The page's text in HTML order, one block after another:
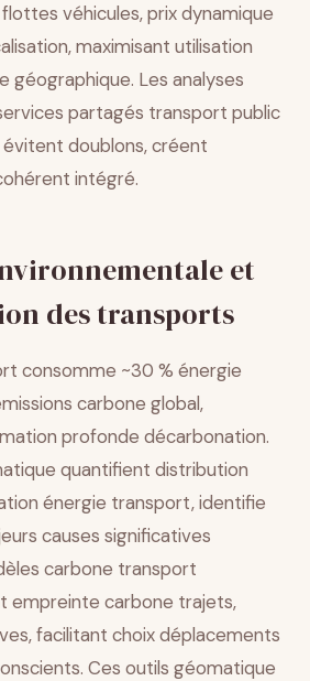
véhicules, prix dynamique
maximisant utilisation
Les analyses
partagés transport public
doublons, créent
intégré.
et
des transports
consomme ~30 % énergie
carbone global,
profonde décarbonation.
quantifient distribution
énergie transport, identifie
causes significatives
carbone transport
empreinte carbone trajets,
facilitant choix déplacements
Ces outils géomatique